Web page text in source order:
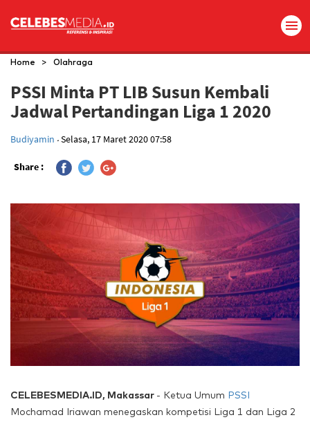
Home > Olahraga
PSSI Minta PT LIB Susun Kembali
Jadwal Pertandingan Liga 1 2020
Budiyamin .Selasa, 17 Maret 2020 07:58
Share :
CELEBESMEDIA.ID, Makassar - Ketua Umum PSSI
Mochamad Iriawan menegaskan kompetisi Liga 1 dan Liga 2